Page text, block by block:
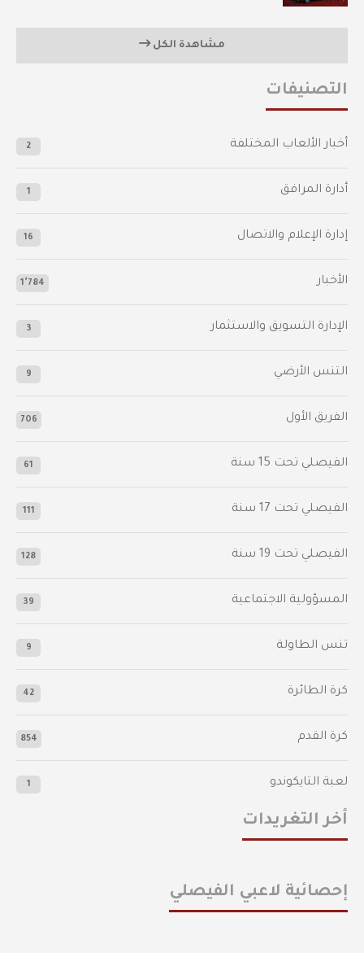
مشاهدة الكل
التصنيفات
أخبار الألعاب المختلفة 2
أدارة المرافق 1
إدارة الإعلام والاتصال 16
الأخبار 1٬784
الإدارة التسويق والاستثمار 3
التنس الأرضي 9
الفريق الأول 706
الفيصلي‬⁩ تحت 15 سنة 61
‫الفيصلي‬⁩ تحت 17 سنة 111
الفيصلي‬⁩ تحت 19 سنة 128
المسؤولية الاجتماعية 39
تنس الطاولة 9
كرة الطائرة 42
كرة القدم 854
لعبة التايكوندو 1
أخر التغريدات
إحصائية لاعبي الفيصلي